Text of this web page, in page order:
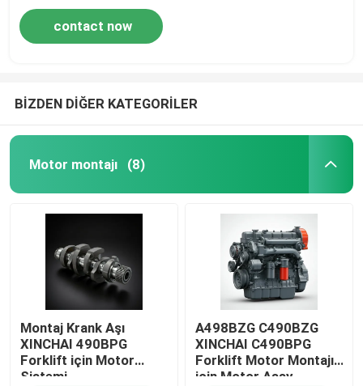
contact now
BİZDEN DİĞER KATEGORİLER
Motor montajı (8)
Montaj Krank Aşı
XINCHAI 490BPG
Forklift için Motor
Sistemi
A498BZG C490BZG
XINCHAI C490BPG
Forklift Motor Montajı
için Motor Assy